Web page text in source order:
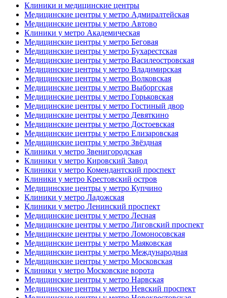
Клиники и медицинские центры
Медицинские центры у метро Адмиралтейская
Медицинские центры у метро Автово
Клиники у метро Академическая
Медицинские центры у метро Беговая
Медицинские центры у метро Бухарестская
Медицинские центры у метро Василеостровская
Медицинские центры у метро Владимирская
Медицинские центры у метро Волковская
Медицинские центры у метро Выборгская
Медицинские центры у метро Горьковская
Медицинские центры у метро Гостиный двор
Медицинские центры у метро Девяткино
Медицинские центры у метро Достоевская
Медицинские центры у метро Елизаровская
Медицинские центры у метро Звёздная
Клиники у метро Звенигородская
Клиники у метро Кировский Завод
Клиники у метро Комендантский проспект
Клиники у метро Крестовский остров
Медицинские центры у метро Купчино
Клиники у метро Ладожская
Клиники у метро Ленинский проспект
Медицинские центры у метро Лесная
Медицинские центры у метро Лиговский проспект
Медицинские центры у метро Ломоносовская
Медицинские центры у метро Маяковская
Медицинские центры у метро Международная
Медицинские центры у метро Московская
Клиники у метро Московские ворота
Медицинские центры у метро Нарвская
Медицинские центры у метро Невский проспект